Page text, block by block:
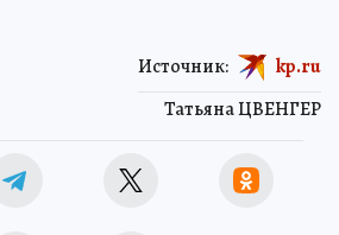
Татьяна ЦВЕНГЕР
Источник: kp.ru